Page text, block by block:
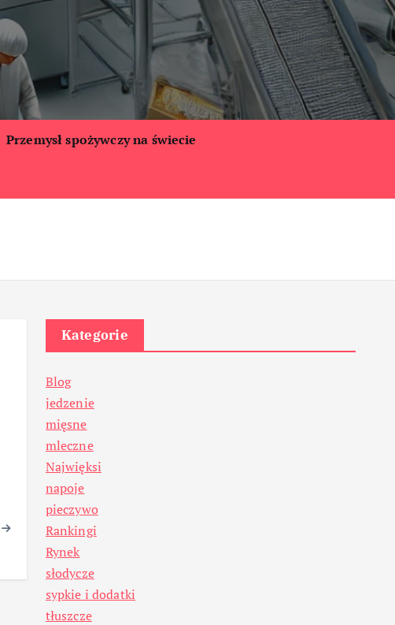
Przemysł spożywczy na świecie
Kategorie
Blog
jedzenie
mięsne
mleczne
Najwięksi
napoje
pieczywo
Rankingi
Rynek
słodycze
sypkie i dodatki
tłuszcze